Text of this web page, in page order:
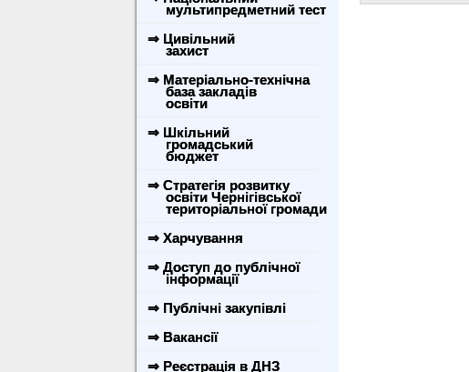
мультипредметний тест
⇒ Цивільний
захист
⇒ Матеріально-технічна
база закладів
освіти
⇒ Шкільний
громадський
бюджет
⇒ Стратегія розвитку
освіти Чернігівської
територіальної громади
⇒ Харчування
⇒ Доступ до публічної
інформації
⇒ Публічні закупівлі
⇒ Вакансії
⇒ Реєстрація в ДНЗ